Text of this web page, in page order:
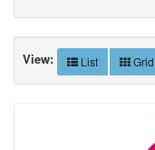
View: List Grid